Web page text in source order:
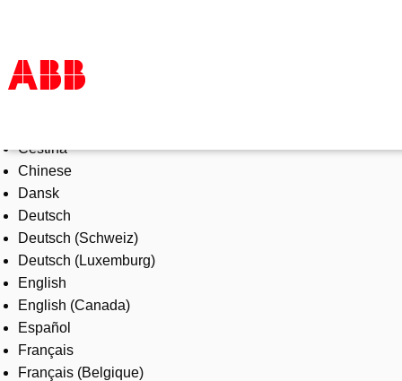
Tuotteet ja järjestelmät
Toimialat
Palvelut
ABB lyhyesti
Mistä ostaa
Ota yhteyttä
ABB-uralle
Čeština
Chinese
Dansk
Deutsch
Deutsch (Schweiz)
Deutsch (Luxemburg)
English
English (Canada)
Español
Français
Français (Belgique)